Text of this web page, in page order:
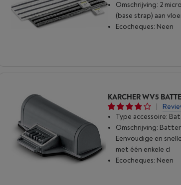
Omschrijving: 2
(base strap) aan
Ecocheques: Neen
KARCHER WV5
Type accessoire:
Omschrijving:
Eenvoudige en
met één enkele cl
Ecocheques: Neen